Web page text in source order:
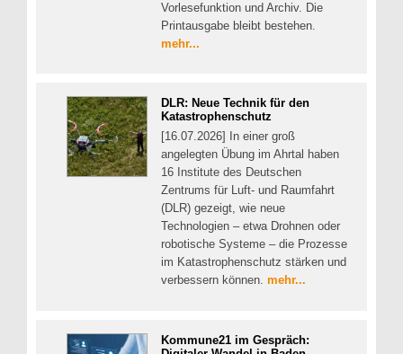
Vorlesefunktion und Archiv. Die
Printausgabe bleibt bestehen.
mehr...
DLR: Neue Technik für den
Katastrophenschutz
[16.07.2026] In einer groß
angelegten Übung im Ahrtal haben
16 Institute des Deutschen
Zentrums für Luft- und Raumfahrt
(DLR) gezeigt, wie neue
Technologien – etwa Drohnen oder
robotische Systeme – die Prozesse
im Katastrophenschutz stärken und
verbessern können. mehr...
Kommune21 im Gespräch: